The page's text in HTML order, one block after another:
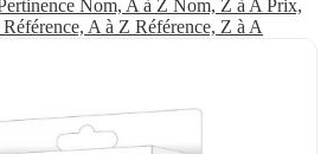
Nom, A à Z Nom, Z à A Prix,
Référence, A à Z Référence, Z à A